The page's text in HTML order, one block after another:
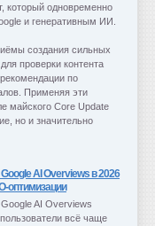
который одновременно
и генеративным ИИ.
создания сильных
проверки контента
по
Применяя эти
майского Core Update
но и значительно
AI Overviews в 2026
оптимизации
AI Overviews
всё чаще